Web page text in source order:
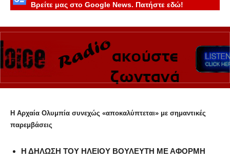
Βρείτε μας στο Google News. Πατήστε εδώ!
Η Αρχαία Ολυμπία συνεχώς «αποκαλύπτεται» με σημαντικές
παρεμβάσεις
Η ΔΗΛΩΣΗ ΤΟΥ ΗΛΕΙΟΥ ΒΟΥΛΕΥΤΗ ΜΕ ΑΦΟΡΜΗ